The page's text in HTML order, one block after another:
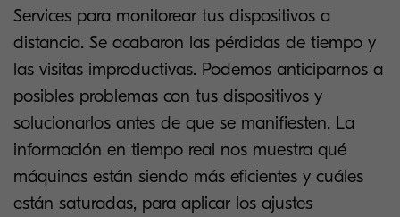
Services para monitorear tus dispositivos a
distancia. Se acabaron las pérdidas de tiempo y
las visitas improductivas. Podemos anticiparnos a
posibles problemas con tus dispositivos y
solucionarlos antes de que se manifiesten. La
información en tiempo real nos muestra qué
máquinas están siendo más eficientes y cuáles
están saturadas, para aplicar los ajustes